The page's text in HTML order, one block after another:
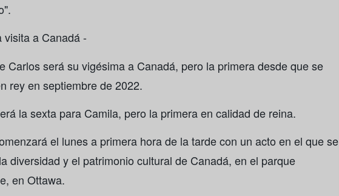
visita a Canadá -
Carlos será su vigésima a Canadá, pero la primera desde que se
rey en septiembre de 2022.
la sexta para Camila, pero la primera en calidad de reina.
el lunes a primera hora de la tarde con un acto en el que se
diversidad y el patrimonio cultural de Canadá, en el parque
en Ottawa.